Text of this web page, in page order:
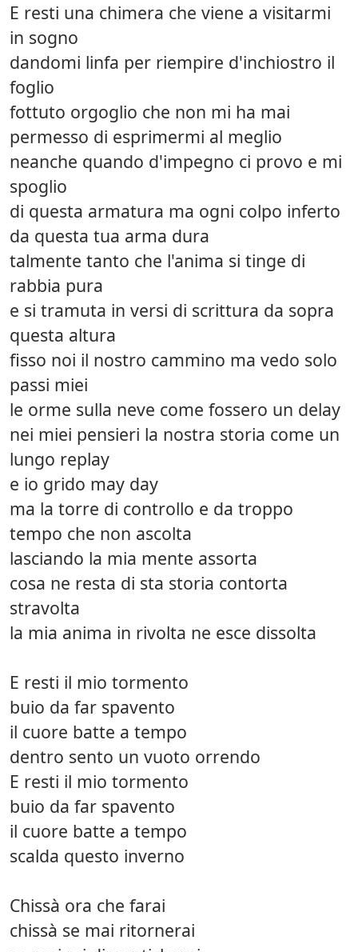
E resti una chimera che viene a visitarmi
in sogno
dandomi linfa per riempire d'inchiostro il
foglio
fottuto orgoglio che non mi ha mai
permesso di esprimermi al meglio
neanche quando d'impegno ci provo e mi
spoglio
di questa armatura ma ogni colpo inferto
da questa tua arma dura
talmente tanto che l'anima si tinge di
rabbia pura
e si tramuta in versi di scrittura da sopra
questa altura
fisso noi il nostro cammino ma vedo solo
passi miei
le orme sulla neve come fossero un delay
nei miei pensieri la nostra storia come un
lungo replay
e io grido may day
ma la torre di controllo e da troppo
tempo che non ascolta
lasciando la mia mente assorta
cosa ne resta di sta storia contorta
stravolta
la mia anima in rivolta ne esce dissolta
E resti il mio tormento
buio da far spavento
il cuore batte a tempo
dentro sento un vuoto orrendo
E resti il mio tormento
buio da far spavento
il cuore batte a tempo
scalda questo inverno
Chissà ora che farai
chissà se mai ritornerai